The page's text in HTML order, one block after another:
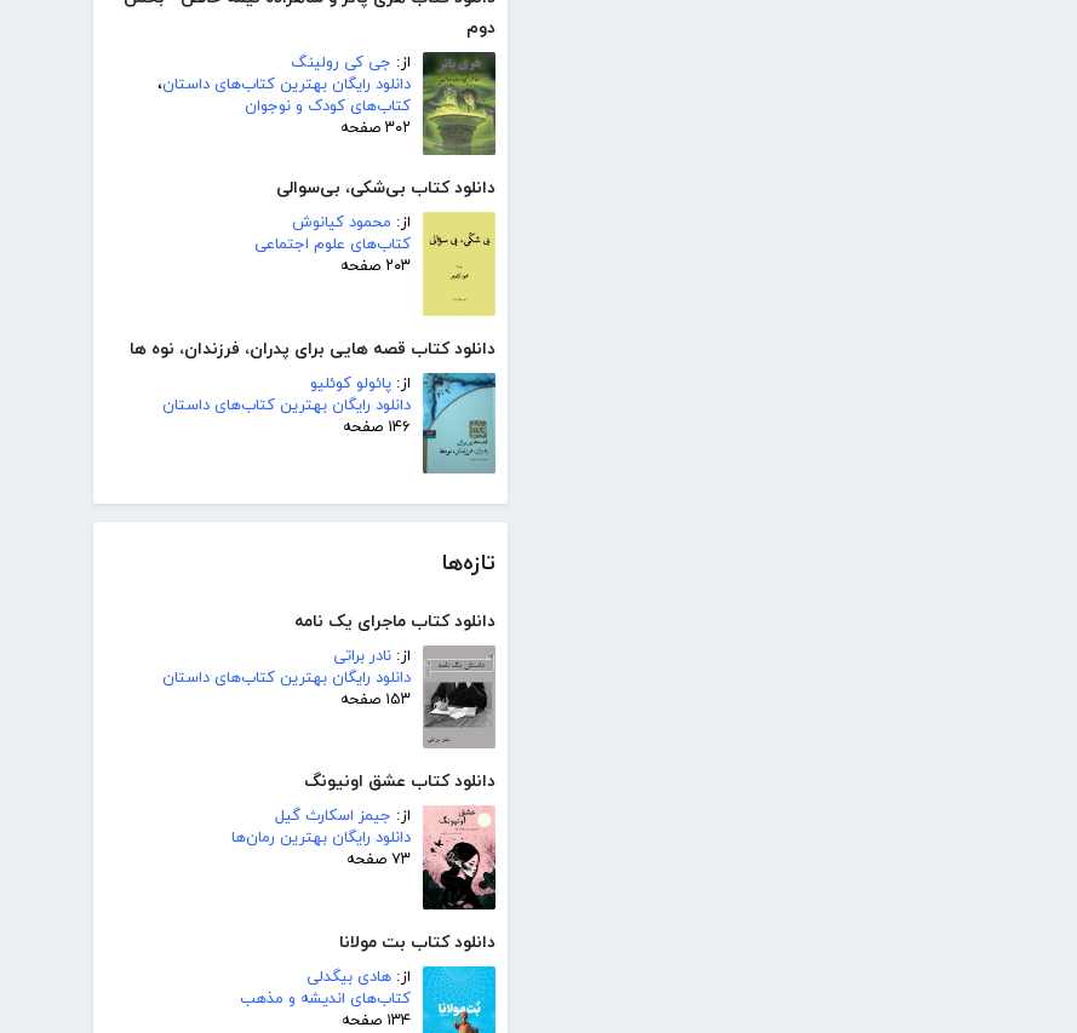
دوم
از: جی کی رولینگ
دانلود رایگان بهترین کتاب‌های داستان،
کتاب‌های کودک و نوجوان
۳۰۲ صفحه
دانلود کتاب بی‌شکی، بی‌سوالی
از: محمود کیانوش
کتاب‌های علوم اجتماعی
۲۰۳ صفحه
دانلود کتاب قصه هایی برای پدران، فرزندان، نوه ها
از: پائولو کوئلیو
دانلود رایگان بهترین کتاب‌های داستان
۱۴۶ صفحه
تازه‌ها
دانلود کتاب ماجرای یک نامه
از: نادر براتی
دانلود رایگان بهترین کتاب‌های داستان
۱۵۳ صفحه
دانلود کتاب عشق اونیونگ
از: جیمز اسکارث گیل
دانلود رایگان بهترین رمان‌ها
۷۳ صفحه
دانلود کتاب بت مولانا
از: هادی بیگدلی
کتاب‌های اندیشه و مذهب
۱۳۴ صفحه